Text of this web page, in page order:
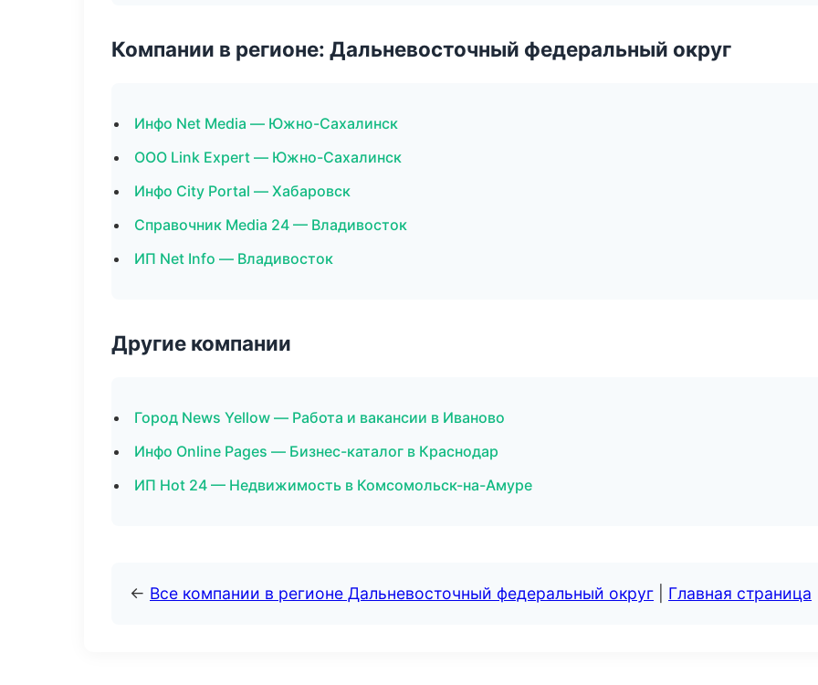
Компании в регионе: Дальневосточный федеральный округ
Инфо Net Media — Южно-Сахалинск
ООО Link Expert — Южно-Сахалинск
Инфо City Portal — Хабаровск
Справочник Media 24 — Владивосток
ИП Net Info — Владивосток
Другие компании
Город News Yellow — Работа и вакансии в Иваново
Инфо Online Pages — Бизнес-каталог в Краснодар
ИП Hot 24 — Недвижимость в Комсомольск-на-Амуре
← Все компании в регионе Дальневосточный федеральный округ Главная страница